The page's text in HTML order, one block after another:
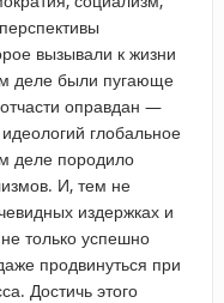
вызывали к жизни
деле были пугающе
оправдан —
глобальное
деле породило
И, тем не
издержках и
только успешно
продвинуться при
Достичь этого